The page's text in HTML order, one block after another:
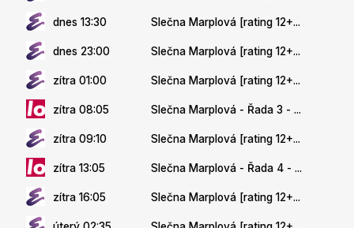
dnes 13:30 Slečna Marplová [rating 12+...
dnes 23:00 Slečna Marplová [rating 12+...
zítra 01:00 Slečna Marplová [rating 12+...
zítra 08:05 Slečna Marplová - Řada 3 - ...
zítra 09:10 Slečna Marplová [rating 12+...
zítra 13:05 Slečna Marplová - Řada 4 - ...
zítra 16:05 Slečna Marplová [rating 12+...